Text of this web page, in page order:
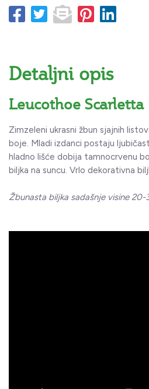
Detaljni opis
Leucothoe Scarletta
Zimzeleni ukrasni žbun sjajnih
boje. Mladi izdanci postaju
hladno lišće dobija tamnocrvenu
biljka na suncu. Vrlo dekorativna
Žbunasta biljka sadašnje visine 20-